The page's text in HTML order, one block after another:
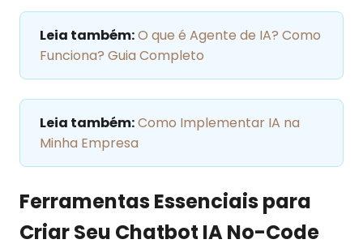
Leia também:O que é Agente de IA? Como
Funciona? Guia Completo
Leia também:Como Implementar IA na
Minha Empresa
Ferramentas Essenciais para
Criar Seu Chatbot IA No-Code